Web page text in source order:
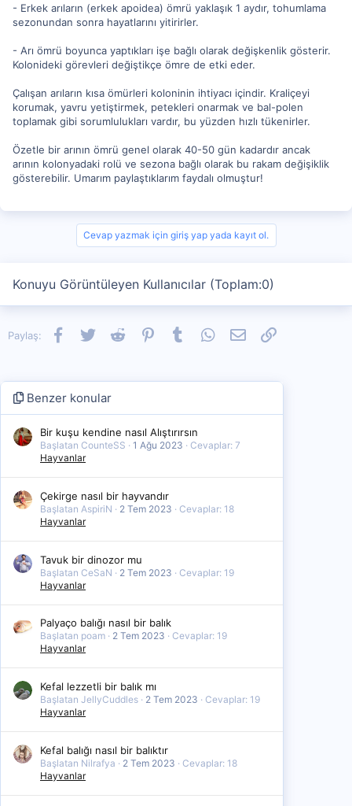
- Erkek arıların (erkek apoidea) ömrü yaklaşık 1 aydır, tohumlama
sezonundan sonra hayatlarını yitirirler.
- Arı ömrü boyunca yaptıkları işe bağlı olarak değişkenlik gösterir.
Kolonideki görevleri değiştikçe ömre de etki eder.
Çalışan arıların kısa ömürleri koloninin ihtiyacı içindir. Kraliçeyi
korumak, yavru yetiştirmek, petekleri onarmak ve bal-polen
toplamak gibi sorumlulukları vardır, bu yüzden hızlı tükenirler.
Özetle bir arının ömrü genel olarak 40-50 gün kadardır ancak
arının kolonyadaki rolü ve sezona bağlı olarak bu rakam değişiklik
gösterebilir. Umarım paylaştıklarım faydalı olmuştur!
Cevap yazmak için giriş yap yada kayıt ol.
Konuyu Görüntüleyen Kullanıcılar (Toplam:0)
Paylaş: Facebook
TwitterReddit PinterestTumblrWhatsApp
E-postaLink
Benzer konular
Bir kuşu kendine nasıl Alıştırırsın
Başlatan CounteSS 1 Ağu 2023
Cevaplar: 7
Hayvanlar
Çekirge nasıl bir hayvandır
Başlatan AspiriN 2 Tem 2023
Cevaplar: 18
Hayvanlar
Tavuk bir dinozor mu
Başlatan CeSaN 2 Tem 2023
Cevaplar: 19
Hayvanlar
Palyaço balığı nasıl bir balık
Başlatan poam 2 Tem 2023
Cevaplar: 19
Hayvanlar
Kefal lezzetli bir balık mı
Başlatan JellyCuddles 2 Tem 2023
Cevaplar: 19
Hayvanlar
Kefal balığı nasıl bir balıktır
Başlatan Nilrafya 2 Tem 2023
Cevaplar: 18
Hayvanlar